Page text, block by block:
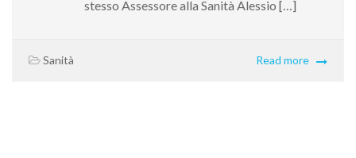
stesso Assessore alla Sanità Alessio […]
Sanità Read more